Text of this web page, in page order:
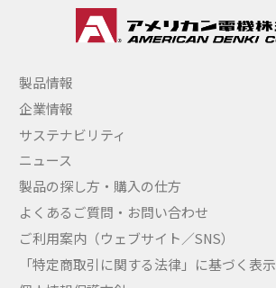
製品情報
企業情報
サステナビリティ
ニュース
製品の探し方・購入の仕方
よくあるご質問・お問い合わせ
ご利用案内（ウェブサイト／SNS）
「特定商取引に関する法律」に基づく表示